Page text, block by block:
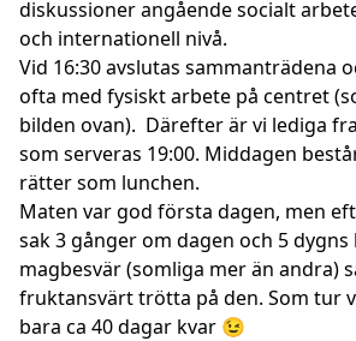
diskussioner angående socialt
och internationell nivå.
Vid 16:30 avslutas sammanträdena
ofta med fysiskt arbete på centret
bilden ovan). Därefter är vi lediga
som serveras 19:00. Middagen
rätter som lunchen.
Maten var god första dagen, men
sak 3 gånger om dagen och 5
magbesvär (somliga mer än andra)
fruktansvärt trötta på den. Som tur
bara ca 40 dagar kvar 😉